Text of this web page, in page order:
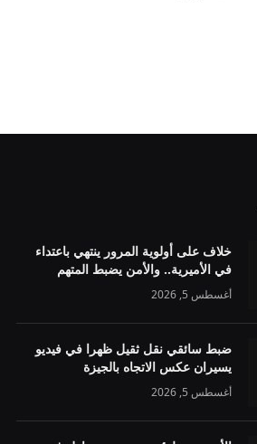
خلاف على أولوية المرور ينتهي باعتداء
في الأميرية.. والأمن يضبط المتهم
أغسطس 5, 2026
ضبط سائقي نقل ثقيل ظهرا في فيديو
يسيران عكس الاتجاه بالجيزة
أغسطس 5, 2026